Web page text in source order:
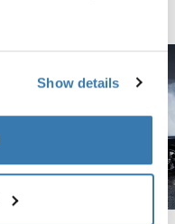
Show details